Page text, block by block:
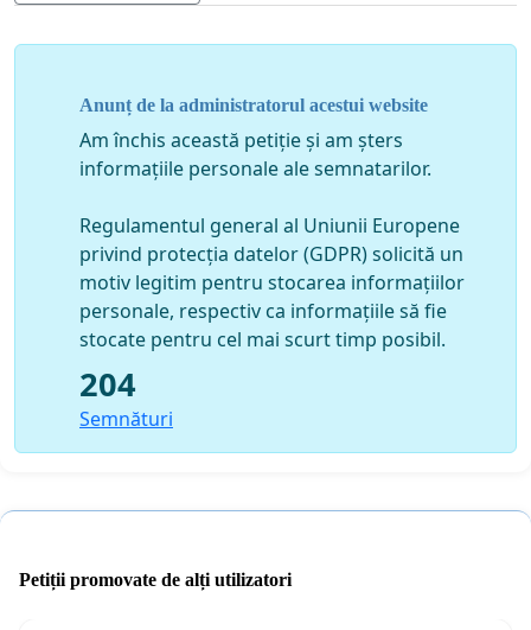
Anunț de la administratorul acestui website
Am închis această petiție și am șters
informațiile personale ale semnatarilor.
Regulamentul general al Uniunii Europene
privind protecția datelor (GDPR) solicită un
motiv legitim pentru stocarea informațiilor
personale, respectiv ca informațiile să fie
stocate pentru cel mai scurt timp posibil.
204
Semnături
Petiții promovate de alți utilizatori